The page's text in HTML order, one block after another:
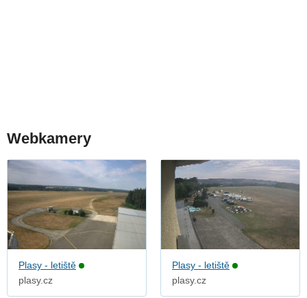
Webkamery
Plasy - letiště
plasy.cz
Plasy - letiště
plasy.cz